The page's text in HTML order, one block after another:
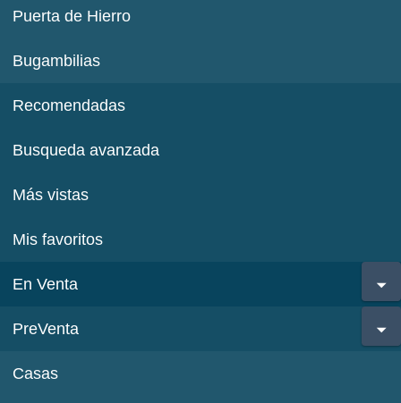
Puerta de Hierro
Bugambilias
Recomendadas
Busqueda avanzada
Más vistas
Mis favoritos
En Venta
PreVenta
Casas